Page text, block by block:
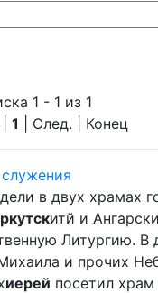
1 - 1 из 1
1 | След. | Конец
в двух храмах
итй и
Литургию. В
и прочих
иерей посетил